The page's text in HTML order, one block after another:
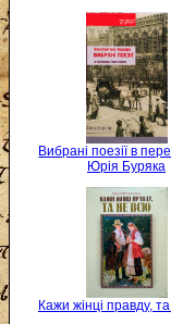
Вибрані поезії в
Юрія Буряка
Кажи жінці правду,